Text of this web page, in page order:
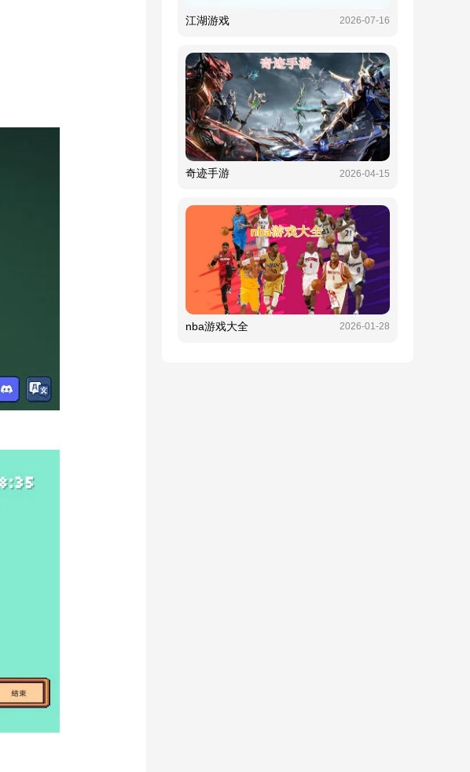
江湖游戏 2026-07-16
奇迹手游 2026-04-15
nba游戏大全 2026-01-28